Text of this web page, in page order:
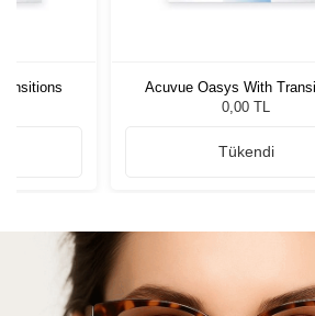
Acuvue Oasys With
0,00 TL
Tükendi